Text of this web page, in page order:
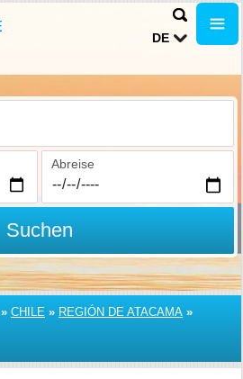
DE
Abreise
Suchen
» CHILE » REGIÓN DE ATACAMA »